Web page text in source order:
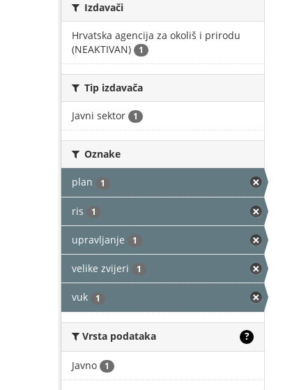
Izdavači
Hrvatska agencija za okoliš i prirodu
(NEAKTIVAN)
1
Tip izdavača
Javni sektor 1
Oznake
plan 1
ris 1
upravljanje 1
velike zvijeri 1
vuk 1
Vrsta podataka ?
Javno 1